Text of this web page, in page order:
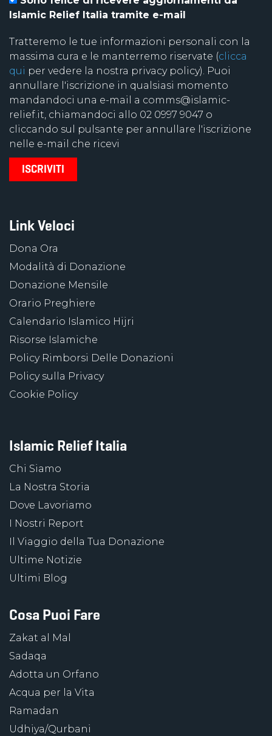
Islamic Relief Italia tramite e-mail
Tratteremo le tue informazioni personali con la
massima cura e le manterremo riservate (clicca
qui per vedere la nostra privacy policy). Puoi
annullare l'iscrizione in qualsiasi momento
mandandoci una e-mail a comms@islamic-
relief.it, chiamandoci allo 02 0997 9047 o
cliccando sul pulsante per annullare l'iscrizione
nelle e-mail che ricevi
Link Veloci
Dona Ora
Modalità di Donazione
Donazione Mensile
Orario Preghiere
Calendario Islamico Hijri
Risorse Islamiche
Policy Rimborsi Delle Donazioni
Policy sulla Privacy
Cookie Policy
Islamic Relief Italia
Chi Siamo
La Nostra Storia
Dove Lavoriamo
I Nostri Report
Il Viaggio della Tua Donazione
Ultime Notizie
Ultimi Blog
Cosa Puoi Fare
Zakat al Mal
Sadaqa
Adotta un Orfano
Acqua per la Vita
Ramadan
Udhiya/Qurbani